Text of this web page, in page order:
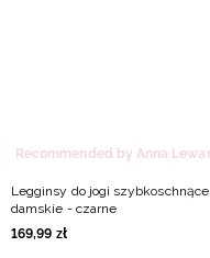
Legginsy do jogi szybkoschnące
damskie - czarne
169,99 zł